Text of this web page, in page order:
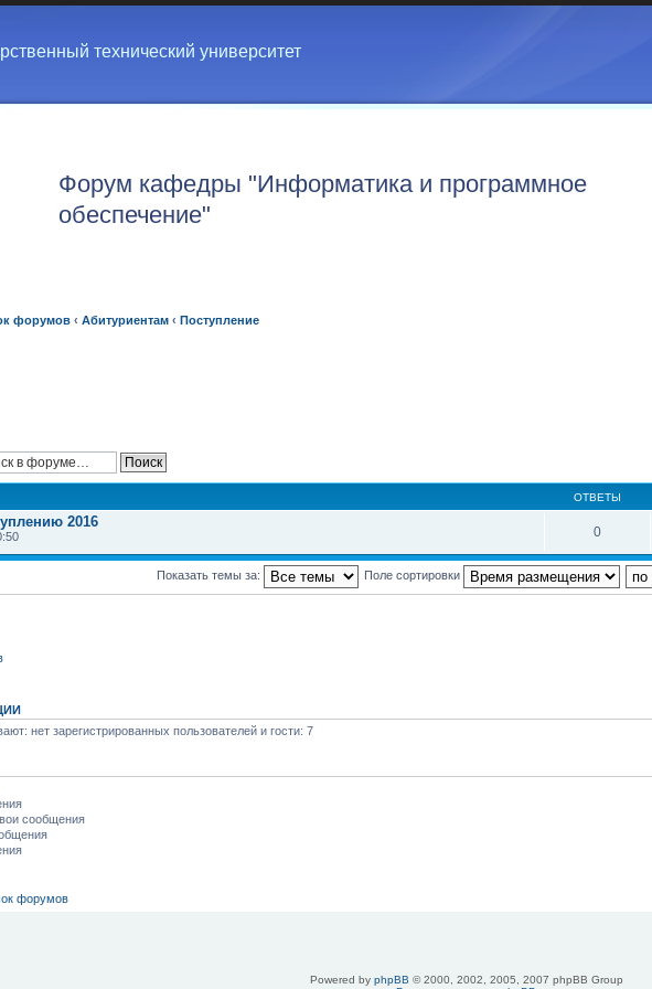
технический университет
Форум кафедры "Информатика и программное
обеспечение"
форумов ‹ Абитуриентам ‹ Поступление
ОТВЕТЫ
2016
0
Показать темы за: Поле сортировки
нет зарегистрированных пользователей и гости: 7
сообщения
форумов
Powered by phpBB © 2000, 2002, 2005, 2007 phpBB Group